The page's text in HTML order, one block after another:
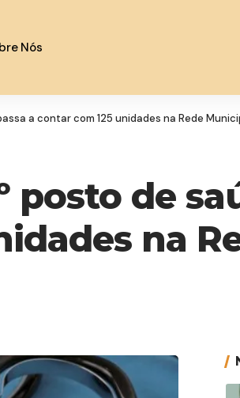
Nós
a contar com 125 unidades na Rede
de
na